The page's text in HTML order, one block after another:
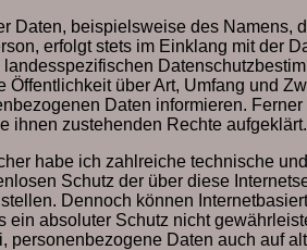
Daten, beispielsweise des Namens,
erfolgt stets im Einklang mit der
Öffentlichkeit über Art, Umfang und
Daten informieren.
ihnen zustehenden Rechte aufgeklärt.
habe ich zahlreiche technische
Schutz der über diese
Dennoch können
absoluter Schutz nicht
personenbezogene Daten auch auf